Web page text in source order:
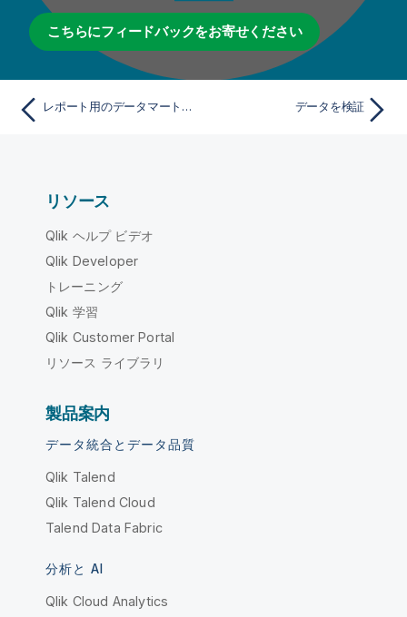
こちらにフィードバックをお寄せください
レポート用のデータマートとして使用できるようOracle OCIをインストールして設定 データを検証
リソース
Qlik ヘルプ ビデオ
Qlik Developer
トレーニング
Qlik 学習
Qlik Customer Portal
リソース ライブラリ
製品案内
データ統合とデータ品質
Qlik Talend
Qlik Talend Cloud
Talend Data Fabric
分析と AI
Qlik Cloud Analytics